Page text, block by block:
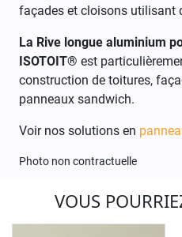
façades et cloisons utilisant
La Rive longue aluminium
ISOTOIT® est
construction de toitures,
panneaux sandwich.
Voir nos solutions en
Photo non contractuelle
VOUS